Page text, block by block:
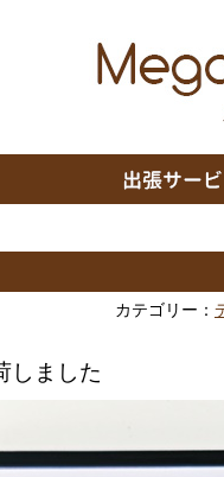
カテゴリー：
ました